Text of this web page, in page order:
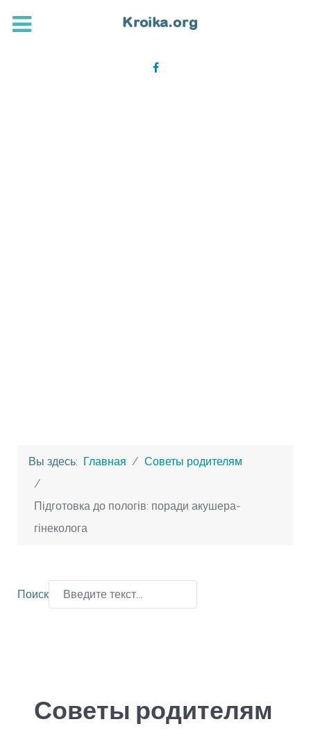
Вы здесь: Главная Советы родителям
Підготовка до пологів: поради акушера-
гінеколога
Поиск
Советы родителям